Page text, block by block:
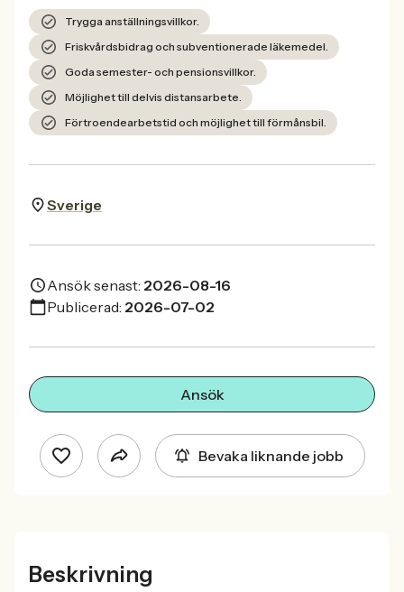
Trygga anställningsvillkor.
Friskvårdsbidrag och subventionerade läkemedel.
Goda semester- och pensionsvillkor.
Möjlighet till delvis distansarbete.
Förtroendearbetstid och möjlighet till förmånsbil.
Sverige
Ansök senast: 2026-08-16
Publicerad: 2026-07-02
Ansök
Bevaka liknande jobb
Beskrivning